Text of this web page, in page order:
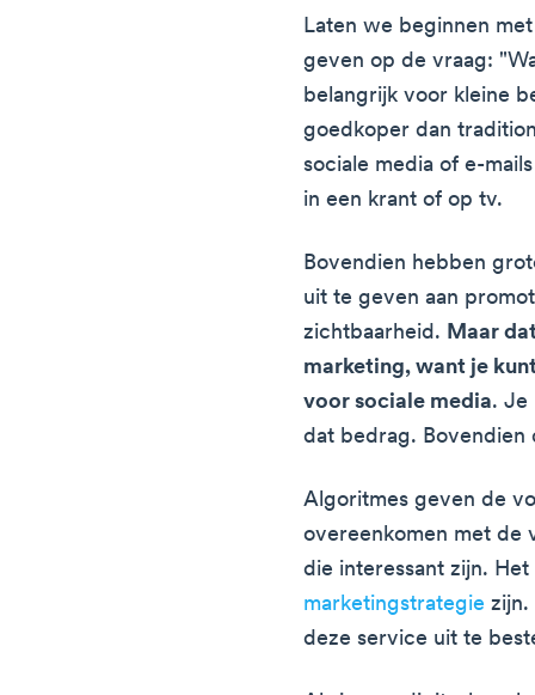
Laten we beginnen
geven op de vraag:
belangrijk voor kleine
goedkoper dan
sociale media of e-
in een krant of op tv.
Bovendien hebben
uit te geven aan
zichtbaarheid. Maar
marketing, want je
voor sociale media. Je
dat bedrag. Bovendien
Algoritmes geven de
overeenkomen met de
die interessant zijn.
marketingstrategie zijn.
deze service uit te